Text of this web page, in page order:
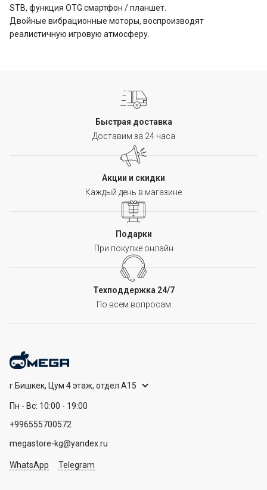
STB, функция OTG смартфон / планшет.
Двойные вибрационные моторы, воспроизводят
реалистичную игровую атмосферу.
Быстрая доставка
Доставим за 24 часа
Акции и скидки
Каждый день в магазине
Подарки
При покупке онлайн
Техподдержка 24/7
По всем вопросам
г.Бишкек, Цум 4 этаж, отдел А15
Пн - Вс: 10:00 - 19:00
+996555700572
megastore-kg@yandex.ru
WhatsApp Telegram